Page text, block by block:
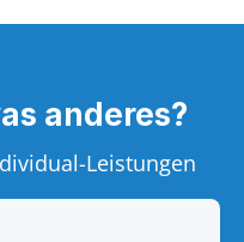
anderes?
Leistungen